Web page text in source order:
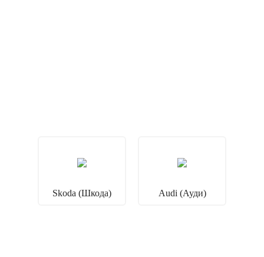
Skoda (Шкода) Audi (Ауди)